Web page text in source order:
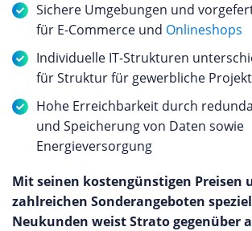
Sichere Umgebungen und
für E-Commerce und Onlineshops
Individuelle IT-Strukturen
für Struktur für gewerbliche
Hohe Erreichbarkeit durch
und Speicherung von Daten sowie
Energieversorgung
Mit seinen kostengünstigen Preisen
zahlreichen Sonderangeboten
Neukunden weist Strato gegenüber